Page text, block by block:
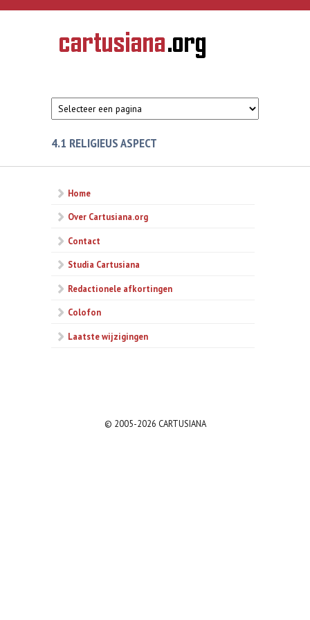
Overslaan en naar de inhoud gaan
CARTUSIANA
Geschiedenis
van de
4.1 RELIGIEUS ASPECT
Home
Over Cartusiana.org
Contact
Studia Cartusiana
Redactionele afkortingen
Colofon
Laatste wijzigingen
© 2005-2026 CARTUSIANA